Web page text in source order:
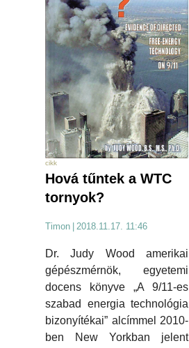
cikk
Hová tűntek a WTC
tornyok?
Timon | 2018.11.17. 11:46
Dr. Judy Wood amerikai
gépészmérnök, egyetemi
docens könyve „A 9/11-es
szabad energia technológia
bizonyítékai” alcímmel 2010-
ben New Yorkban jelent